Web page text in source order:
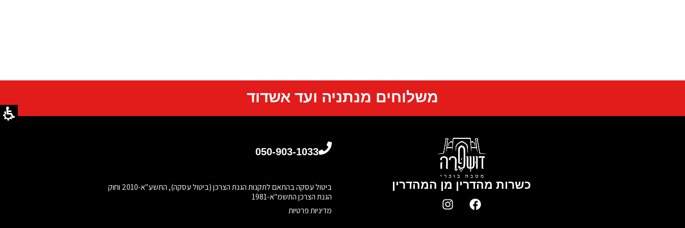
משלוחים מנתניה ועד אשדוד
כשרות מהדרין מן המהדרין
050-903-1033
ביטול עסקה בהתאם לתקנות הגנת הצרכן (ביטול עסקה), התשע"א-2010 וחוק
הגנת הצרכן התשמ"א-1981
מדיניות פרטיות